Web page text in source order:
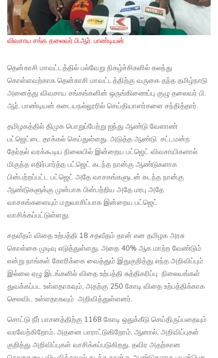
விவசாய சங்க தலைவர் பி.ஆர். பாண்டியன்
தென்காசி மாவட்டத்தில் பல்வேறு நிகழ்ச்சிகளில் கலந்து
கொள்ளவற்காக தென்காசி மாவட்டத்திற்கு வருகை தந்த தமிழ்நாடு
அனைத்து விவசாய சங்கங்களின் ஒருங்கிணைப்பு குழு தலைவர் பி.
ஆர். பாண்டியன் கடையநல்லூரில் செய்தியாளர்களை சந்தித்தார்.
தமிழகத்தில் திமுக பொறுப்பேற்று ஐந்து ஆண்டு வேளாண்
பட்ஜெட்டை தாக்கல் செய்துள்ளது. அடுத்த ஆண்டு சட்டமன்ற
தேர்தல் வரக்கூடிய நிலையில் இன்றைய பட்ஜெட் விவசாயிகளால்
மிகுந்த எதிர்பார்த்த பட்ஜெட் கடந்த நான்கு ஆண்டுகளாக
பின்பற்றப்பட்ட பட்ஜெட் அதே வாசகங்களுடன் கடந்த நான்கு
ஆண்டுகளுக்கு முன்பாக பின்பற்றிய அதே மரபு அதே
வாசகங்களையும் மறுவாசிப்பாக இன்றைய பட்ஜெட்
வாசிக்கப்பட்டுள்ளது.
சதவீதம் விதை உற்பத்தி 18 சதவீதம் தான் என தமிழக அரசு
கொள்கை முடிவு எடுத்துள்ளது. அதை 40% ஆக மாற்ற வேண்டும்
என்று நாங்கள் கோரிக்கை வைத்தும் இதுகுறித்து எந்த அறிவிப்பும்
இல்லை ஏழு இடங்களில் விதை உற்பத்தி சுத்திகரிப்பு நிலையங்கள்
துவக்கப்பட உள்ளதாகவும், அதற்கு 250 கோடி விதை உற்பத்திக்காக
செலவிட உள்ளதாகவும் அறிவித்துள்ளனர்.
சொட்டு நீர் பாசனத்திற்கு 1168 கோடி ஒதுக்கீடு செய்திருப்பதையும்
வரவேற்கிறோம். அதனை பாராட்டுகிறோம். ஆனால், அறிவிப்புகள்
குறித்து அறிவிப்புகள் வாசிக்கப்படுகிறது. தவிர அதற்கான